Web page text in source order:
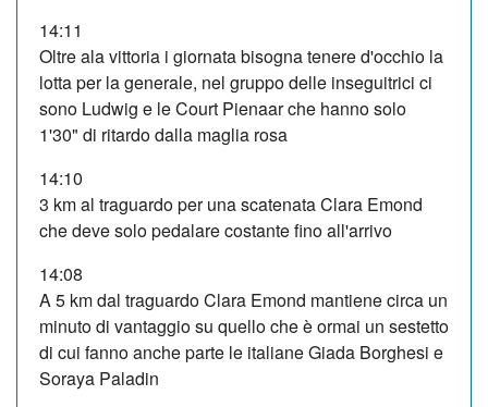
14:11
Oltre ala vittoria i giornata bisogna tenere d'occhio la
lotta per la generale, nel gruppo delle inseguitrici ci
sono Ludwig e le Court Pienaar che hanno solo
1'30" di ritardo dalla maglia rosa
14:10
3 km al traguardo per una scatenata Clara Emond
che deve solo pedalare costante fino all'arrivo
14:08
A 5 km dal traguardo Clara Emond mantiene circa un
minuto di vantaggio su quello che è ormai un sestetto
di cui fanno anche parte le italiane Giada Borghesi e
Soraya Paladin